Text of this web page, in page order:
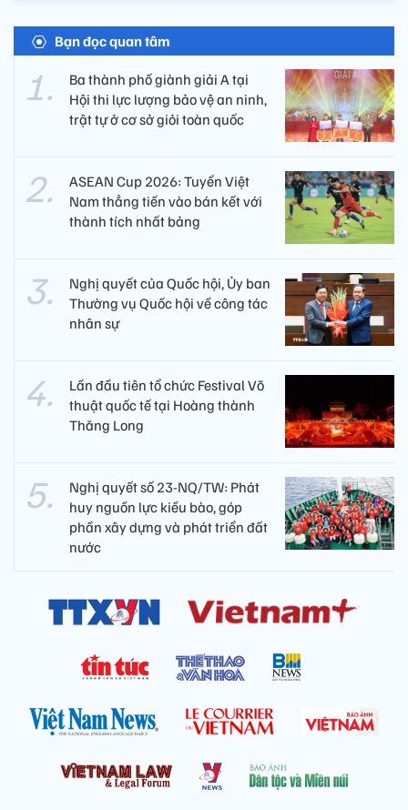
Bạn đọc quan tâm
Ba thành phố giành giải A tại
Hội thi lực lượng bảo vệ an ninh,
trật tự ở cơ sở giỏi toàn quốc
ASEAN Cup 2026: Tuyển Việt
Nam thẳng tiến vào bán kết với
thành tích nhất bảng
Nghị quyết của Quốc hội, Ủy ban
Thường vụ Quốc hội về công tác
nhân sự
Lần đầu tiên tổ chức Festival Võ
thuật quốc tế tại Hoàng thành
Thăng Long
Nghị quyết số 23-NQ/TW: Phát
huy nguồn lực kiều bào, góp
phần xây dựng và phát triển đất
nước